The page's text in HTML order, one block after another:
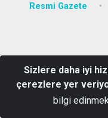
Resmi Gazete
Sizlere daha iyi
çerezlere yer
bilgi